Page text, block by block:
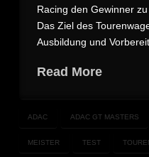
Racing den Gewinner
Das Ziel des
Ausbildung und
Read More
ADAC ADAC GT MASTERS
MEISTER TEST